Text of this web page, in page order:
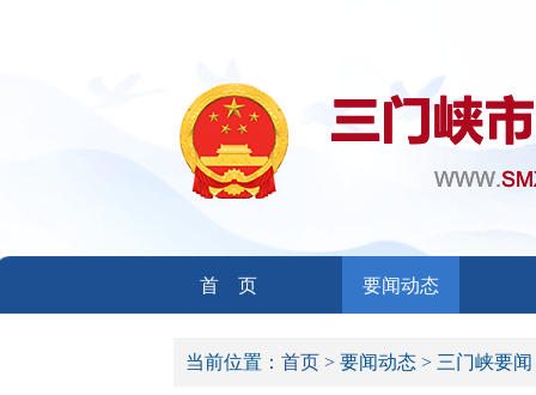
首 页 要闻动态
当前位置： 首页 > 要闻动态 > 三门峡要